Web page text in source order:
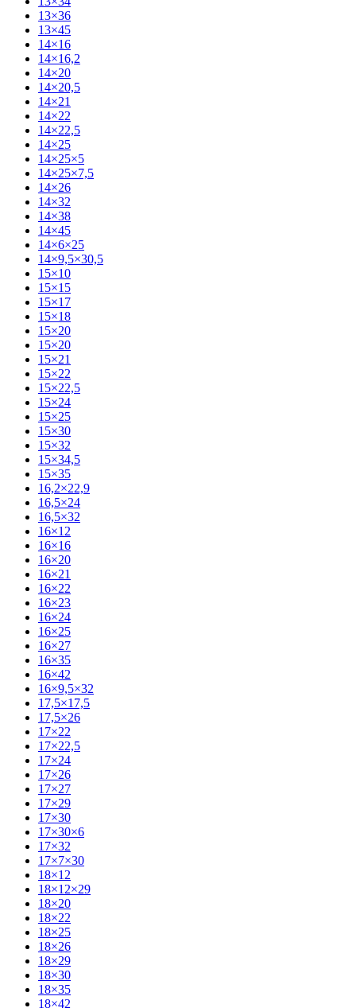
13×36
13×45
14×16
14×16,2
14×20
14×20,5
14×21
14×22
14×22,5
14×25
14×25×5
14×25×7,5
14×26
14×32
14×38
14×45
14×6×25
14×9,5×30,5
15×10
15×15
15×17
15×18
15×20
15×20
15×21
15×22
15×22,5
15×24
15×25
15×30
15×32
15×34,5
15×35
16,2×22,9
16,5×24
16,5×32
16×12
16×16
16×20
16×21
16×22
16×23
16×24
16×25
16×27
16×35
16×42
16×9,5×32
17,5×17,5
17,5×26
17×22
17×22,5
17×24
17×26
17×27
17×29
17×30
17×30×6
17×32
17×7×30
18×12
18×12×29
18×20
18×22
18×25
18×26
18×29
18×30
18×35
18×42